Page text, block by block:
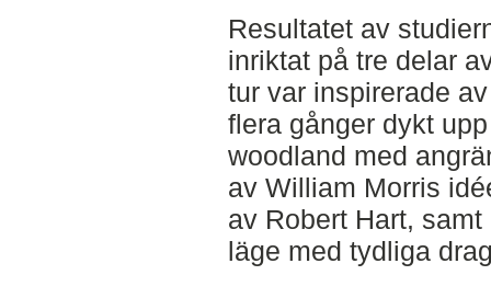
Resultatet av
inriktat på tre delar
tur var inspirerade
flera gånger dykt
woodland med
av William Morris
av Robert Hart,
läge med tydliga